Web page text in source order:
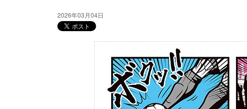
2026年03月04日